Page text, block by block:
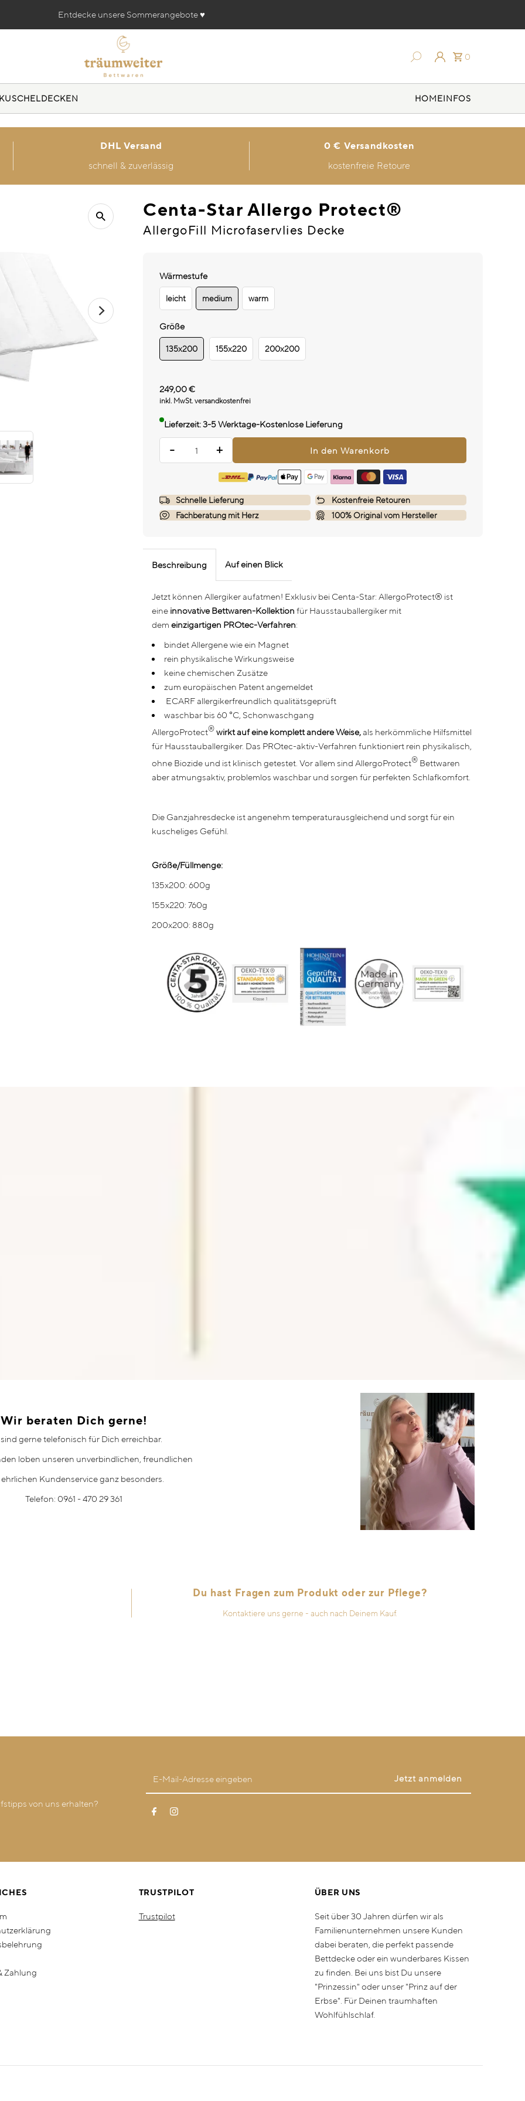
Entdecke unsere Sommerangebote ♥️
0
HOMEINFOS
DHL Versand
schnell & zuverlässig
0 € Versandkosten
kostenfreie Retoure
Centa-Star Allergo Protect®
AllergoFill Microfaservlies Decke
Wärmestufe
leicht medium warm
Größe
135x200 155x220 200x200
249,00 €
inkl. MwSt. versandkostenfrei
Lieferzeit: 3-5 Werktage-Kostenlose Lieferung
- +
Schnelle Lieferung
Kostenfreie Retouren
Fachberatung mit Herz
100% Original vom Hersteller
Beschreibung Auf einen Blick
Jetzt können Allergiker aufatmen! Exklusiv bei Centa-Star: AllergoProtect® ist
eineinnovative Bettwaren-Kollektionfür Hausstauballergiker mit
demeinzigartigen PROtec-Verfahren:
bindet Allergene wie ein Magnet
rein physikalische Wirkungsweise
keine chemischen Zusätze
zum europäischen Patent angemeldet
ECARF allergikerfreundlich qualitätsgeprüft
waschbar bis 60 °C, Schonwaschgang
AllergoProtect®wirkt auf eine komplett andere Weise,als herkömmliche Hilfsmittel
für Hausstauballergiker. Das PROtec-aktiv-Verfahren funktioniert rein physikalisch,
ohne Biozide und ist klinisch getestet. Vor allem sind AllergoProtect® Bettwaren
aber atmungsaktiv, problemlos waschbar und sorgen für perfekten Schlafkomfort.
Die Ganzjahresdecke ist angenehm temperaturausgleichend und sorgt für ein
kuscheliges Gefühl.
Größe/Füllmenge:
135x200: 600g
155x220: 760g
200x200: 880g
Wir beraten Dich gerne!
gerne telefonisch für Dich erreichbar.
loben unseren unverbindlichen, freundlichen
Kundenservice ganz besonders.
Telefon: 0961 - 470 29 361
Du hast Fragen zum Produkt oder zur Pflege?
Kontaktiere uns gerne - auch nach Deinem Kauf.
von uns erhalten?
Zahlung
TRUSTPILOT
Trustpilot
ÜBER UNS
Seit über 30 Jahren dürfen wir als
Familienunternehmen unsere Kunden
dabei beraten, die perfekt passende
Bettdecke oder ein wunderbares Kissen
zu finden. Bei uns bist Du unsere
"Prinzessin" oder unser "Prinz auf der
Erbse". Für Deinen traumhaften
Wohlfühlschlaf.